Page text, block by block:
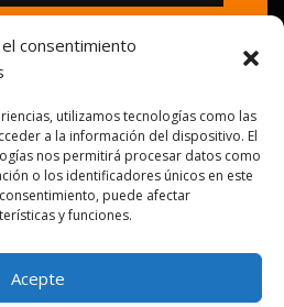
consentimiento
utilizamos tecnologías como las
a la información del dispositivo. El
nos permitirá procesar datos como
o los identificadores únicos en este
puede afectar
y funciones.
Acepte
o
20-84739585